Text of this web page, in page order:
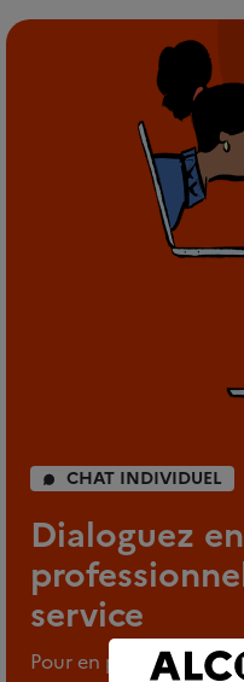
CHAT INDIVIDUEL
Dialoguez
service
Pour en parler en tout